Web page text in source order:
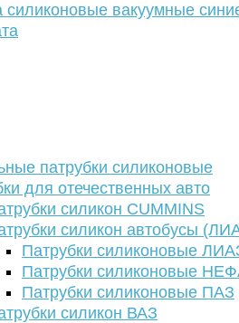
силиконовые вакуумные
патрубки силиконовые
для отечественных авто
силикон CUMMINS
силикон автобусы
Патрубки силиконовые
Патрубки силиконовые
Патрубки силиконовые ПАЗ
силикон ВАЗ